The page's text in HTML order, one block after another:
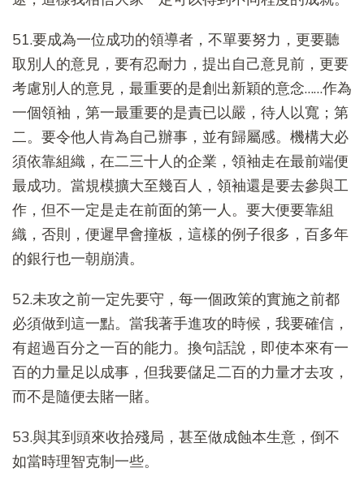
51.要成為一位成功的領導者，不單要努力，更要聽
取別人的意見，要有忍耐力，提出自己意見前，更要
考慮別人的意見，最重要的是創出新穎的意念……作為
一個領袖，第一最重要的是責已以嚴，待人以寬；第
二。要令他人肯為自己辦事，並有歸屬感。機構大必
須依靠組織，在二三十人的企業，領袖走在最前端便
最成功。當規模擴大至幾百人，領袖還是要去參與工
作，但不一定是走在前面的第一人。要大便要靠組
織，否則，便遲早會撞板，這樣的例子很多，百多年
的銀行也一朝崩潰。
52.未攻之前一定先要守，每一個政策的實施之前都
必須做到這一點。當我著手進攻的時候，我要確信，
有超過百分之一百的能力。換句話說，即使本來有一
百的力量足以成事，但我要儲足二百的力量才去攻，
而不是隨便去賭一賭。
53.與其到頭來收拾殘局，甚至做成蝕本生意，倒不
如當時理智克制一些。